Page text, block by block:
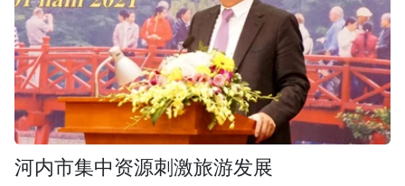
河内市集中资源刺激旅游发展